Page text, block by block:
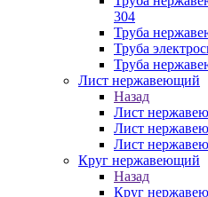
304
Труба
Труба
Труба
Лист нержавеющий
Назад
Лист
Лист
Лист
Круг нержавеющий
Назад
Круг